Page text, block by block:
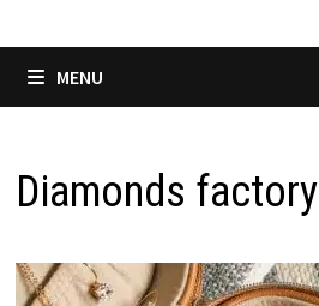
MENU
Diamonds factory